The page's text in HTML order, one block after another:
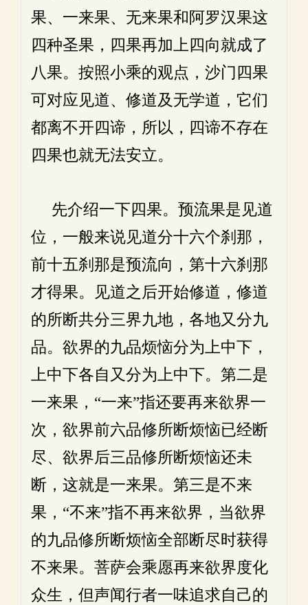
果、一来果、无来果和阿罗汉果这
四种圣果，四果再加上四向就成了
八果。按照小乘的观点，沙门四果
可对应见道、修道及无学道，它们
都离不开四谛，所以，四谛不存在
四果也就无法安立。
先介绍一下四果。预流果是见道
位，一般来说见道分十六个刹那，
前十五刹那是预流向，第十六刹那
才得果。见道之后开始修道，修道
的所断共分三界九地，各地又分九
品。欲界的九品烦恼分为上中下，
上中下各自又分为上中下。第二是
一来果，“一来”指还要再来欲界一
次，欲界前六品修所断烦恼已经断
尽、欲界后三品修所断烦恼还未
断，这就是一来果。第三是不来
果，“不来”指不再来欲界，当欲界
的九品修所断烦恼全部断尽时获得
不来果。菩萨会乘愿再来欲界度化
众生，但声闻行者一味追求自己的